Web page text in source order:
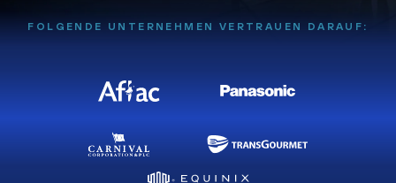
FOLGENDE UNTERNEHMEN VERTRAUEN DARAUF: